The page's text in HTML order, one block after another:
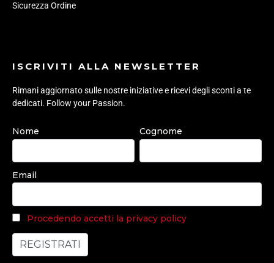
Sicurezza Ordine
ISCRIVITI ALLA NEWSLETTER
Rimani aggiornato sulle nostre iniziative e ricevi degli sconti a te
dedicati. Follow your Passion.
Nome Cognome
Email
Procedendo accetti la privacy policy